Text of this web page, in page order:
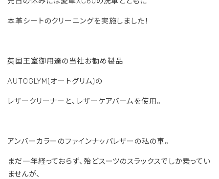
本革シートのクリーニングを実施しました！
英国王室御用達の当社お勧め製品
AUTOGLYM(オートグリム)の
レザークリーナーと、レザーケアバームを使用。
アンバーカラーのファインナッパレザーの私の車。
まだ一年経っておらず、殆どスーツのスラックスでしか乗ってい
ませんが、